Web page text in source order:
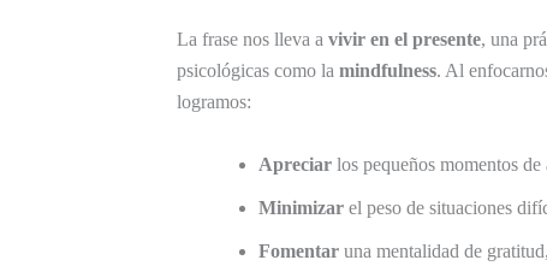
La frase nos lleva a vivir en el presente, una
psicológicas como la mindfulness. Al
logramos:
Apreciar los pequeños momentos
Minimizar el peso de situaciones
Fomentar una mentalidad de